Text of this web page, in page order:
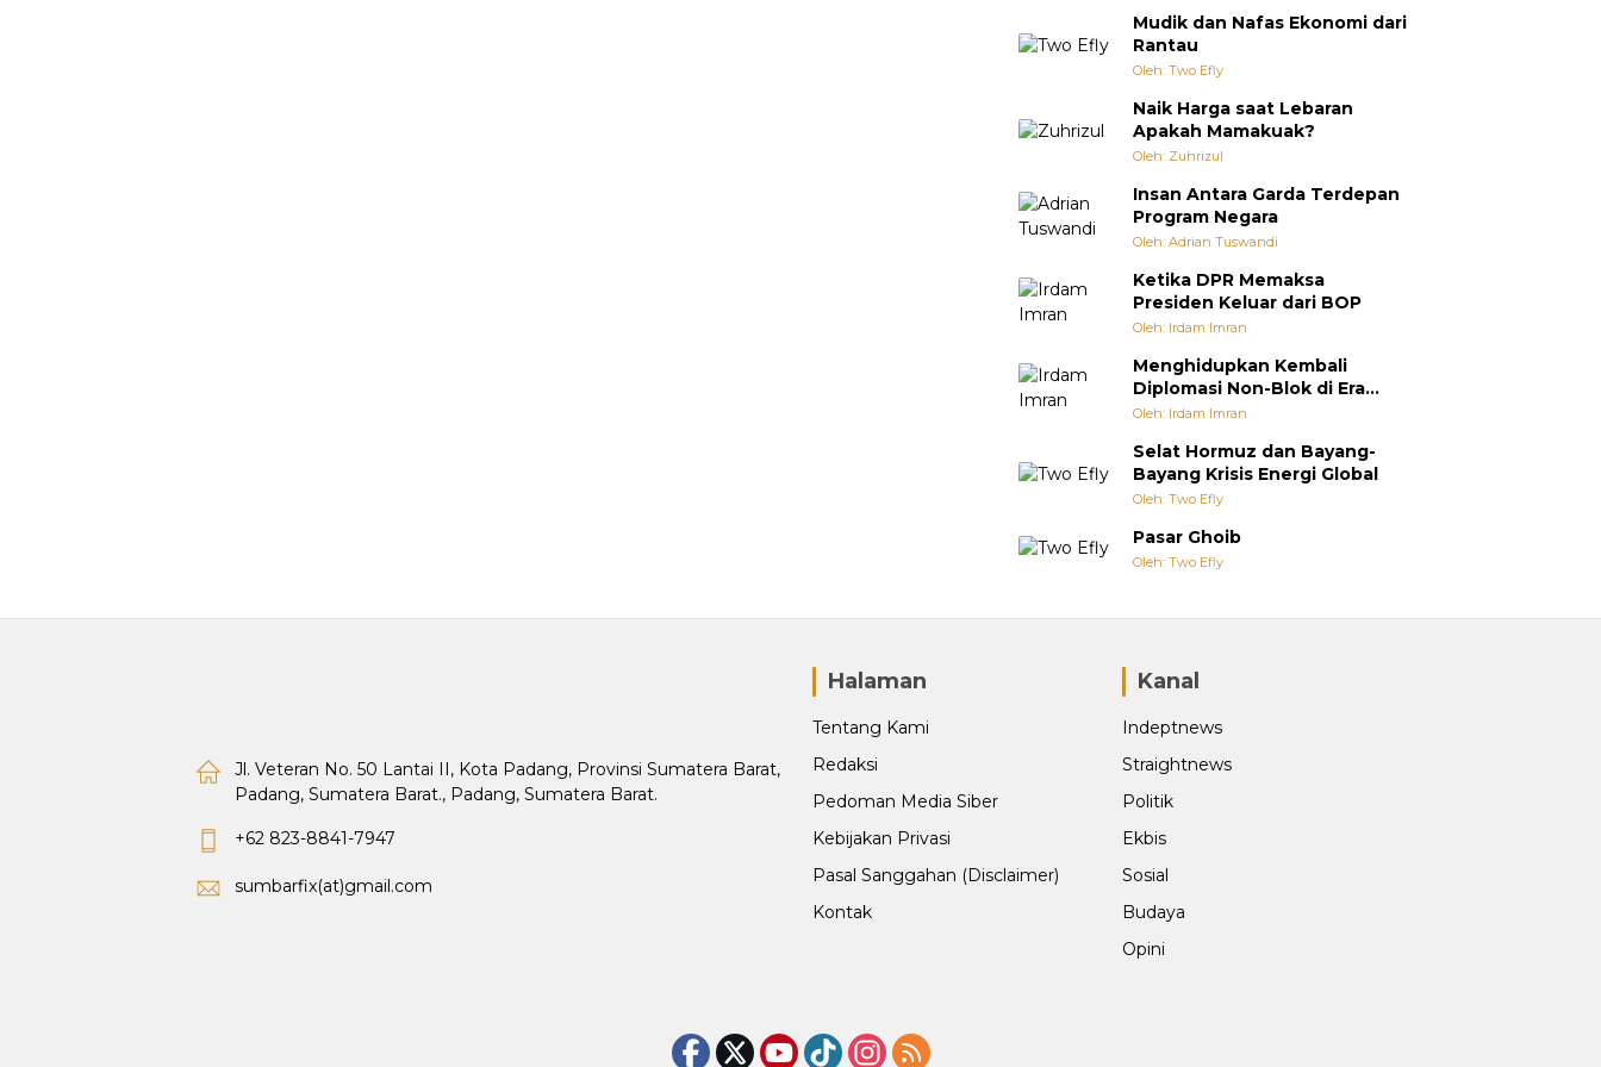
Mudik dan Nafas Ekonomi dari
Rantau
Oleh: Two Efly
Naik Harga saat Lebaran
Apakah Mamakuak?
Oleh: Zuhrizul
Insan Antara Garda Terdepan
Program Negara
Oleh: Adrian Tuswandi
Ketika DPR Memaksa
Presiden Keluar dari BOP
Oleh: Irdam Imran
Menghidupkan Kembali
Diplomasi Non-Blok di Era
Multipolar
Oleh: Irdam Imran
Selat Hormuz dan Bayang-
Bayang Krisis Energi Global
Oleh: Two Efly
Pasar Ghoib
Oleh: Two Efly
Jl. Veteran No. 50 Lantai II, Kota Padang, Provinsi Sumatera Barat,
Padang, Sumatera Barat., Padang, Sumatera Barat.
+62 823-8841-7947
sumbarfix(at)gmail.com
Halaman
Tentang Kami
Redaksi
Pedoman Media Siber
Kebijakan Privasi
Pasal Sanggahan (Disclaimer)
Kontak
Kanal
Indeptnews
Straightnews
Politik
Ekbis
Sosial
Budaya
Opini